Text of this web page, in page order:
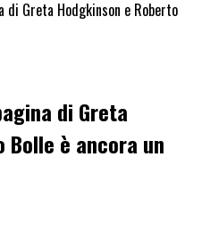
di Greta Hodgkinson e Roberto
di Greta
Bolle è ancora un